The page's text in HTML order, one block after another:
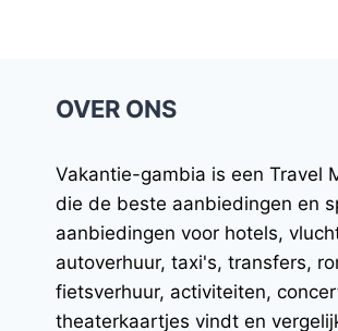
OVER ONS
Vakantie-gambia is een Travel
die de beste aanbiedingen en
aanbiedingen voor hotels,
autoverhuur, taxi's, transfers,
fietsverhuur, activiteiten,
theaterkaartjes vindt en